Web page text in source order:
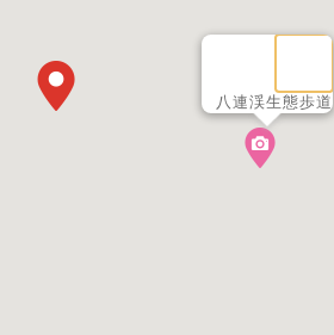
八連渓生態歩道